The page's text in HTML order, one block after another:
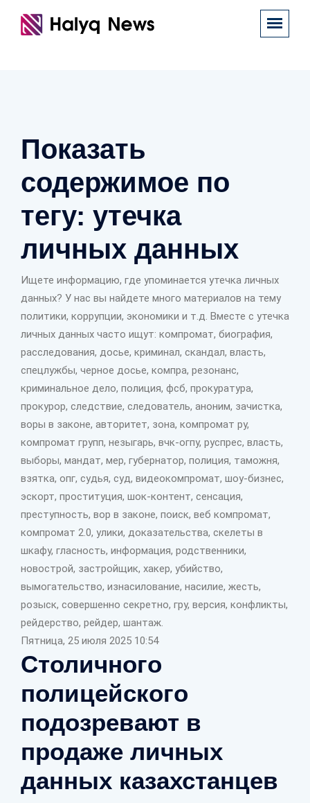
Показать
содержимое по
тегу: утечка
личных данных
Ищете информацию, где упоминается утечка личных
данных? У нас вы найдете много материалов на тему
политики, коррупции, экономики и т.д. Вместе с утечка
личных данных часто ищут: компромат, биография,
расследования, досье, криминал, скандал, власть,
спецлужбы, черное досье, компра, резонанс,
криминальное дело, полиция, фсб, прокуратура,
прокурор, следствие, следователь, аноним, зачистка,
воры в законе, авторитет, зона, компромат ру,
компромат групп, незыгарь, вчк-огпу, руспрес, власть,
выборы, мандат, мер, губернатор, полиция, таможня,
взятка, опг, судья, суд, видеокомпромат, шоу-бизнес,
эскорт, проституция, шок-контент, сенсация,
преступность, вор в законе, поиск, веб компромат,
компромат 2.0, улики, доказательства, скелеты в
шкафу, гласность, информация, родственники,
новострой, застройщик, хакер, убийство,
вымогательство, изнасилование, насилие, жесть,
розыск, совершенно секретно, гру, версия, конфликты,
рейдерство, рейдер, шантаж.
Пятница, 25 июля 2025 10:54
Столичного
полицейского
подозревают в
продаже личных
данных казахстанцев